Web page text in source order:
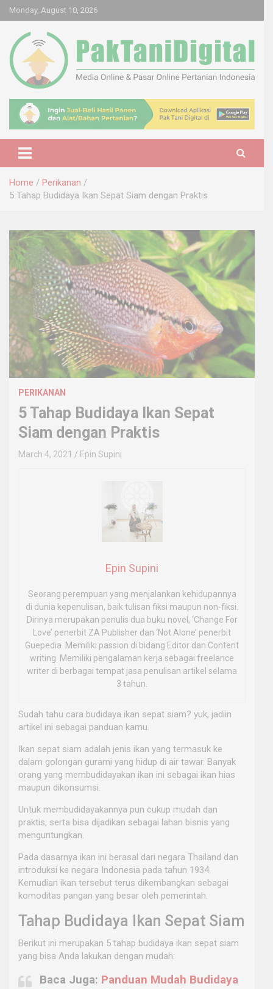
Skip
to
content
Monday, August 10, 2026
Pak Tani Digital
Home
Perikanan
5 Tahap Budidaya Ikan Sepat Siam dengan Praktis
PERIKANAN
5 Tahap Budidaya Ikan Sepat
Siam dengan Praktis
March 4, 2021 Epin Supini
Epin Supini
Seorang perempuan yang menjalankan kehidupannya
di dunia kepenulisan, baik tulisan fiksi maupun non-fiksi.
Dirinya merupakan penulis dua buku novel, ‘Change For
Love’ penerbit ZA Publisher dan ‘Not Alone’ penerbit
Guepedia. Memiliki passion di bidang Editor dan Content
writing. Memiliki pengalaman kerja sebagai freelance
writer di berbagai tempat jasa penulisan artikel selama
3 tahun.
Sudah tahu cara budidaya ikan sepat siam? yuk, jadiin
artikel ini sebagai panduan kamu.
Ikan sepat siam adalah jenis ikan yang termasuk ke
dalam golongan gurami yang hidup di air tawar. Banyak
orang yang membudidayakan ikan ini sebagai ikan hias
maupun dikonsumsi.
Untuk membudidayakannya pun cukup mudah dan
praktis, serta bisa dijadikan sebagai lahan bisnis yang
menguntungkan.
Pada dasarnya ikan ini berasal dari negara Thailand dan
introduksi ke negara Indonesia pada tahun 1934.
Kemudian ikan tersebut terus dikembangkan sebagai
komoditas pangan yang besar oleh pemerintah.
Tahap Budidaya Ikan Sepat Siam
Berikut ini merupakan 5 tahap budidaya ikan sepat siam
yang bisa Anda lakukan dengan mudah:
Baca Juga: Panduan Mudah Budidaya